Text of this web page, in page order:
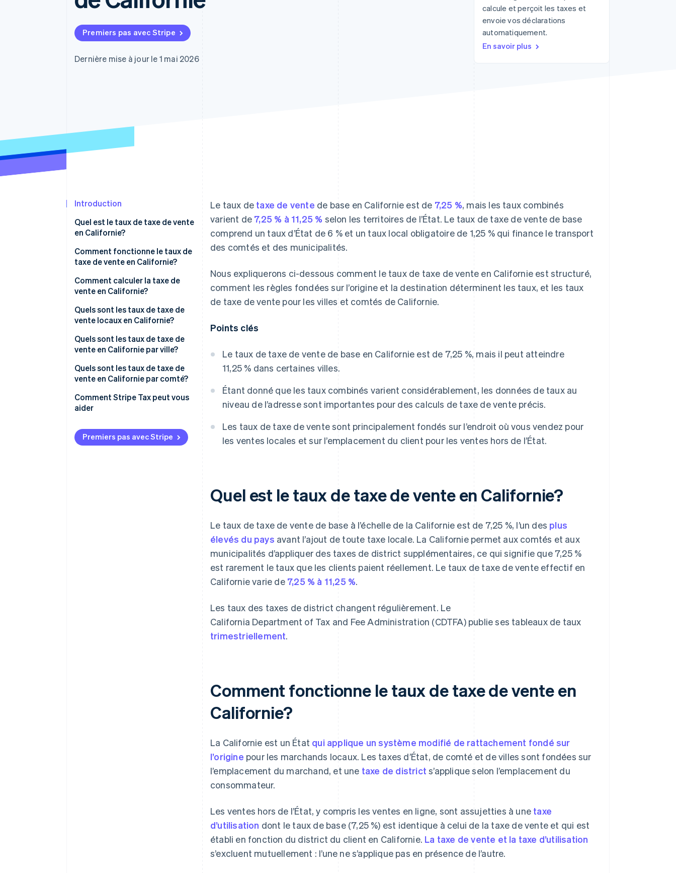
Optimisation des acceptations
Paiements accélérés
l’infrastructure
Premiers pas avec Stripe
Dernière mise à jour le 1 mai 2026
calcule et perçoit les taxes et
envoie vos déclarations
automatiquement.
En savoir plus
Introduction
Quel est le taux de taxe de vente
en Californie?
Comment fonctionne le taux de
taxe de vente en Californie?
Quelles ventes sont taxables en
Californie?
Comment calculer la taxe de
vente en Californie?
Quels sont les taux de taxe de
vente locaux en Californie?
Fourchette de taxe de vente en
Californie en 2026
Quels sont les taux de taxe de
vente en Californie par ville?
Quels sont les taux de taxe de
vente en Californie par comté?
Comment Stripe Tax peut vous
aider
Premiers pas avec Stripe
Le taux de taxe de vente de base en Californie est de 7,25 %, mais les taux combinés
varient de 7,25 % à 11,25 % selon les territoires de l’État. Le taux de taxe de vente de base
comprend un taux d’État de 6 % et un taux local obligatoire de 1,25 % qui finance le transport
des comtés et des municipalités.
Nous expliquerons ci-dessous comment le taux de taxe de vente en Californie est structuré,
comment les règles fondées sur l’origine et la destination déterminent les taux, et les taux
de taxe de vente pour les villes et comtés de Californie.
Points clés
Le taux de taxe de vente de base en Californie est de 7,25 %, mais il peut atteindre
11,25 % dans certaines villes.
Étant donné que les taux combinés varient considérablement, les données de taux au
niveau de l’adresse sont importantes pour des calculs de taxe de vente précis.
Les taux de taxe de vente sont principalement fondés sur l’endroit où vous vendez pour
les ventes locales et sur l’emplacement du client pour les ventes hors de l’État.
Quel est le taux de taxe de vente en Californie?
Le taux de taxe de vente de base à l’échelle de la Californie est de 7,25 %, l’un des plus
élevés du pays avant l’ajout de toute taxe locale. La Californie permet aux comtés et aux
municipalités d’appliquer des taxes de district supplémentaires, ce qui signifie que 7,25 %
est rarement le taux que les clients paient réellement. Le taux de taxe de vente effectif en
Californie varie de 7,25 % à 11,25 %.
Les taux des taxes de district changent régulièrement. Le
California Department of Tax and Fee Administration (CDTFA) publie ses tableaux de taux
trimestriellement.
Comment fonctionne le taux de taxe de vente en
Californie?
La Californie est un État qui applique un système modifié de rattachement fondé sur
l’origine pour les marchands locaux. Les taxes d’État, de comté et de villes sont fondées sur
l’emplacement du marchand, et une taxe de district s’applique selon l’emplacement du
consommateur.
Les ventes hors de l’État, y compris les ventes en ligne, sont assujetties à une taxe
d’utilisation dont le taux de base (7,25 %) est identique à celui de la taxe de vente et qui est
établi en fonction du district du client en Californie. La taxe de vente et la taxe d’utilisation
s’excluent mutuellement : l’une ne s’applique pas en présence de l’autre.